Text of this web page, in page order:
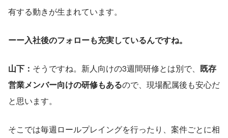
有する動きが生まれています。
ーー入社後のフォローも充実しているんですね。
山下： そうですね。新人向けの3週間研修とは別で、 既存
営業メンバー向けの研修もあるので、現場配属後も安心だ
と思います。
そこでは毎週ロールプレイングを行ったり、案件ごとに相